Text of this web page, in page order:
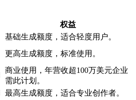
权益
基础生成额度，适合轻度用户。
更高生成额度，标准使用。
商业使用，年营收超100万美元企业
需此计划。
最高生成额度，适合专业创作者。